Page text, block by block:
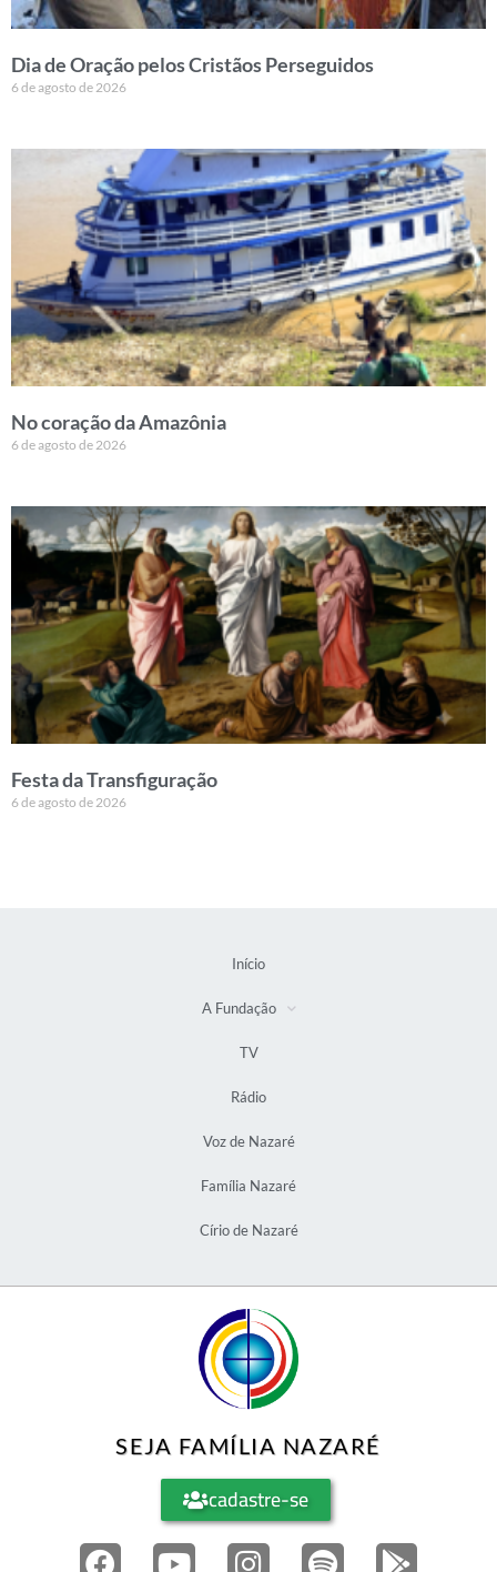
Dia de Oração pelos Cristãos Perseguidos
6 de agosto de 2026
No coração da Amazônia
6 de agosto de 2026
Festa da Transfiguração
6 de agosto de 2026
Início
A Fundação
TV
Rádio
Voz de Nazaré
Família Nazaré
Círio de Nazaré
SEJA FAMÍLIA NAZARÉ
cadastre-se